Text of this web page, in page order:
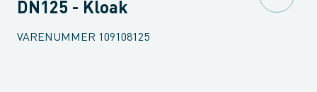
DN125 - Kloak
VARENUMMER 109108125